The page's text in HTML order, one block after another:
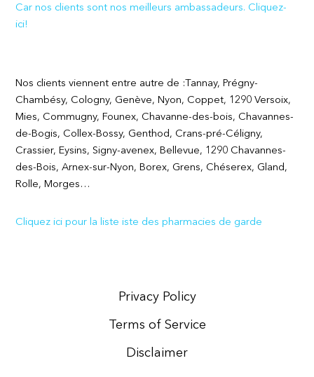
Car nos clients sont nos meilleurs ambassadeurs. Cliquez-
ici!
Nos clients viennent entre autre de :Tannay, Prégny-
Chambésy, Cologny, Genève, Nyon, Coppet, 1290 Versoix,
Mies, Commugny, Founex, Chavanne-des-bois, Chavannes-
de-Bogis, Collex-Bossy, Genthod, Crans-pré-Céligny,
Crassier, Eysins, Signy-avenex, Bellevue, 1290 Chavannes-
des-Bois, Arnex-sur-Nyon, Borex, Grens, Chéserex, Gland,
Rolle, Morges…
Cliquez ici pour la liste iste des pharmacies de garde
Privacy Policy
Terms of Service
Disclaimer